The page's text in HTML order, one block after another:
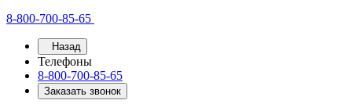
8-800-700-85-65
Назад
Телефоны
8-800-700-85-65
Заказать звонок